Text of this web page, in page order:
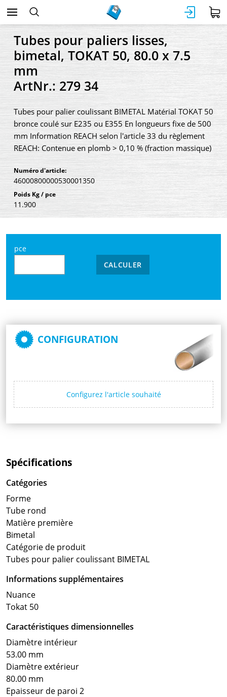
Tubes pour paliers lisses,
bimetal, TOKAT 50, 80.0 x 7.5
mm
ArtNr.: 279 34
Tubes pour palier coulissant BIMETAL Matérial TOKAT 50
bronce coulé sur E235 ou E355 En longueurs fixe de 500
mm Information REACH selon l'article 33 du règlement
REACH: Contenue en plomb > 0,10 % (fraction massique)
Numéro d'article:
46000800000530001350
Poids Kg / pce
11.900
pce
CALCULER
CONFIGURATION
Configurez l'article souhaité
Spécifications
Catégories
Forme
Tube rond
Matière première
Bimetal
Catégorie de produit
Tubes pour palier coulissant BIMETAL
Informations supplémentaires
Nuance
Tokat 50
Caractéristiques dimensionnelles
Diamètre intérieur
53.00 mm
Diamètre extérieur
80.00 mm
Epaisseur de paroi 2